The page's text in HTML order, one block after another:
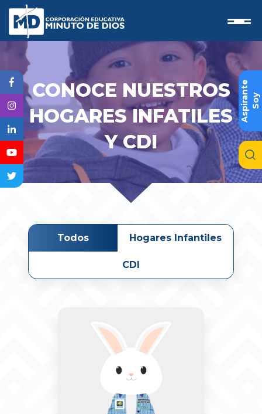
S
o
y
A
s
p
i
r
a
n
t
e
CONOCE NUESTROS
HOGARES INFATILES
Y CDI
Todos Hogares Infantiles
CDI